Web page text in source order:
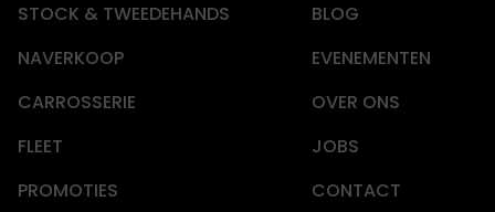
STOCK & TWEEDEHANDS
BLOG
NAVERKOOP
EVENEMENTEN
CARROSSERIE
OVER ONS
FLEET
JOBS
PROMOTIES
CONTACT